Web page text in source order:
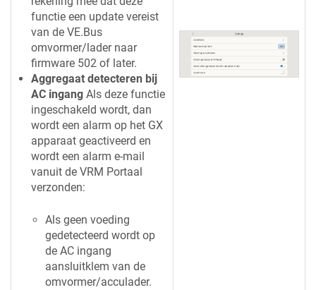
functie een update vereist
van de VE.Bus
omvormer/lader naar
firmware 502 of later.
Aggregaat detecteren bij
AC ingang Als deze functie
ingeschakeld wordt, dan
wordt een alarm op het GX
apparaat geactiveerd en
wordt een alarm e-mail
vanuit de VRM Portaal
verzonden:
Als geen voeding
gedetecteerd wordt op
de AC ingang
aansluitklem van de
omvormer/acculader.